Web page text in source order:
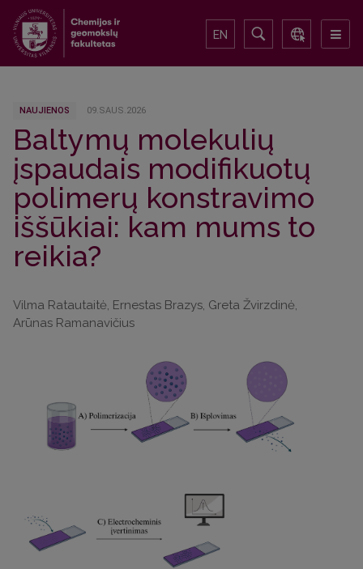
EN
NAUJIENOS 09.SAUS.2026
Baltymų molekulių
įspaudais modifikuotų
polimerų konstravimo
iššūkiai: kam mums to
reikia?
Vilma Ratautaitė, Ernestas Brazys, Greta Žvirzdinė,
Arūnas Ramanavičius